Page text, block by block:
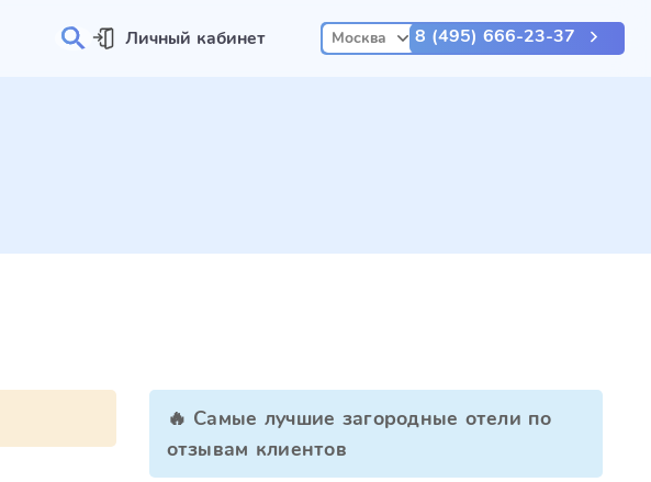
Личный кабинет Москва 8 (495) 666-23-37
🔥 Самые лучшие загородные отели по
отзывам клиентов